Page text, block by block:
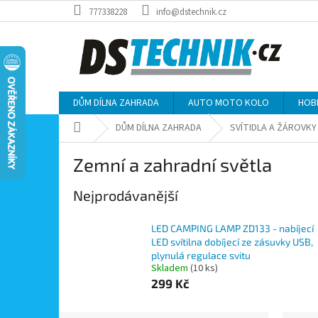
na
777338228 info@dstechnik.cz
DŮM DÍLNA ZAHRADA AUTO MOTO KOLO
Domů DŮM DÍLNA ZAHRADA SVÍTIDLA A ŽÁROVKY
Zemní a zahradní světla
Nejprodávanější
LED CAMPING LAMP ZD133 - nabíjecí
LED svítilna dobíjecí ze zásuvky USB,
plynulá regulace svitu
Skladem (10 ks)
299 Kč